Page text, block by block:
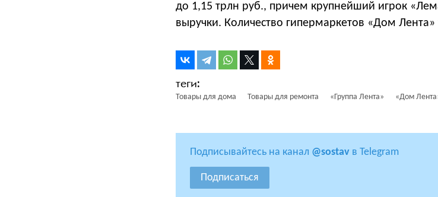
до 1,15 трлн руб., причем крупнейший игрок
выручки. Количество гипермаркетов «Дом
Товары для дома Товары для ремонта «Группа Лента» «Дом
Подписывайтесь на канал @sostav в Telegram
Подписаться